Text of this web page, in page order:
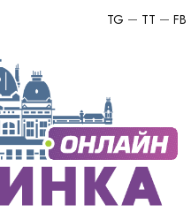
FB
TT
TG